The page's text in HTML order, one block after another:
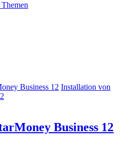
Business 12 Installation von
Business 12